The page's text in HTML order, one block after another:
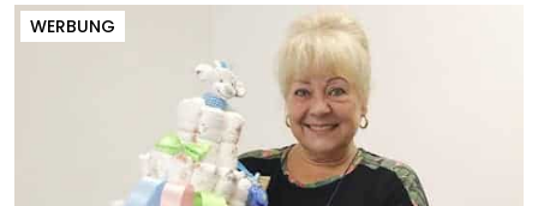
WERBUNG